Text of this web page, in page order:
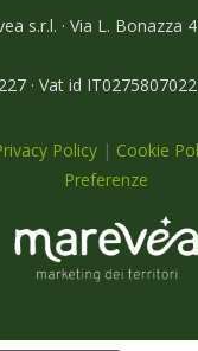
s.r.l. · Via L. Bonazza
· Vat id
Policy | Cookie
Preferenze